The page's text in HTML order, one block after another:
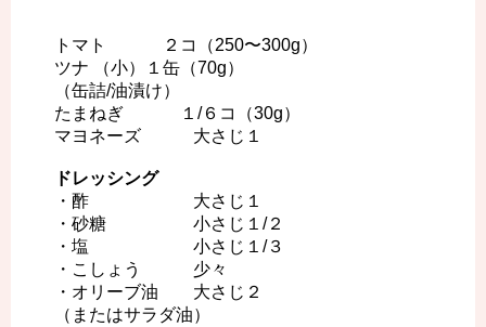
トマト ２コ（250〜300g）
ツナ （小）１缶（70g）
（缶詰/油漬け）
たまねぎ １/６コ（30g）
マヨネーズ 大さじ１
ドレッシング
・酢 大さじ１
・砂糖 小さじ１/２
・塩 小さじ１/３
・こしょう 少々
・オリーブ油 大さじ２
（またはサラダ油）